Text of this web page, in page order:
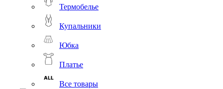
Термобелье
Купальники
Юбка
Платье
Все товары